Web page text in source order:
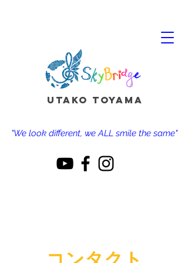
"We look different, we ALL smile the same"
Utako Toyama